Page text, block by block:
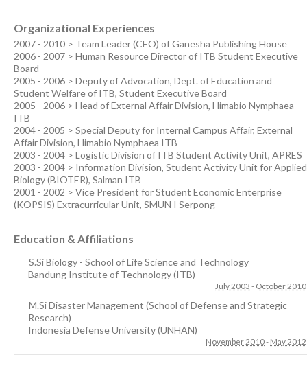
Organizational Experiences
2007 - 2010 > Team Leader (CEO) of Ganesha Publishing House
2006 - 2007 > Human Resource Director of ITB Student Executive
Board
2005 - 2006 > Deputy of Advocation, Dept. of Education and
Student Welfare of ITB, Student Executive Board
2005 - 2006 > Head of External Affair Division, Himabio Nymphaea
ITB
2004 - 2005 > Special Deputy for Internal Campus Affair, External
Affair Division, Himabio Nymphaea ITB
2003 - 2004 > Logistic Division of ITB Student Activity Unit, APRES
2003 - 2004 > Information Division, Student Activity Unit for Applied
Biology (BIOTER), Salman ITB
2001 - 2002 > Vice President for Student Economic Enterprise
(KOPSIS) Extracurricular Unit, SMUN I Serpong
Education & Affiliations
S.Si Biology - School of Life Science and Technology
Bandung Institute of Technology (ITB)
July 2003 - October 2010
M.Si Disaster Management (School of Defense and Strategic
Research)
Indonesia Defense University (UNHAN)
November 2010- May 2012